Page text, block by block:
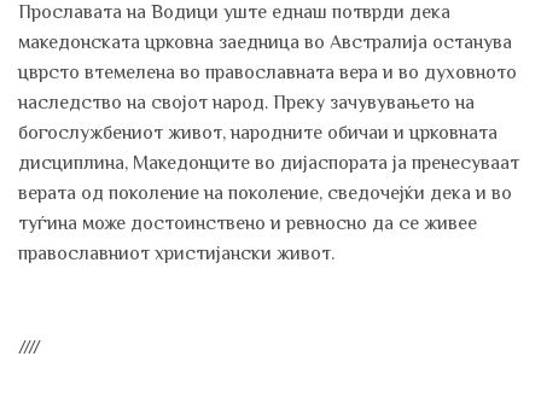
Прославата на Водици уште еднаш потврди дека
македонската црковна заедница во Австралија останува
цврсто втемелена во православната вера и во духовното
наследство на својот народ. Преку зачувувањето на
богослужбениот живот, народните обичаи и црковната
дисциплина, Македонците во дијаспората ја пренесуваат
верата од поколение на поколение, сведочејќи дека и во
туѓина може достоинствено и ревносно да се живее
православниот христијански живот.
////